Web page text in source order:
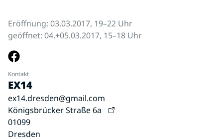
Eröffnung: 03.03.2017, 19–22 Uhr
geöffnet: 04.+05.03.2017, 15–18 Uhr
Kontakt
EX14
ex14.dresden@gmail.com
Königsbrücker Straße 6a
01099
Dresden